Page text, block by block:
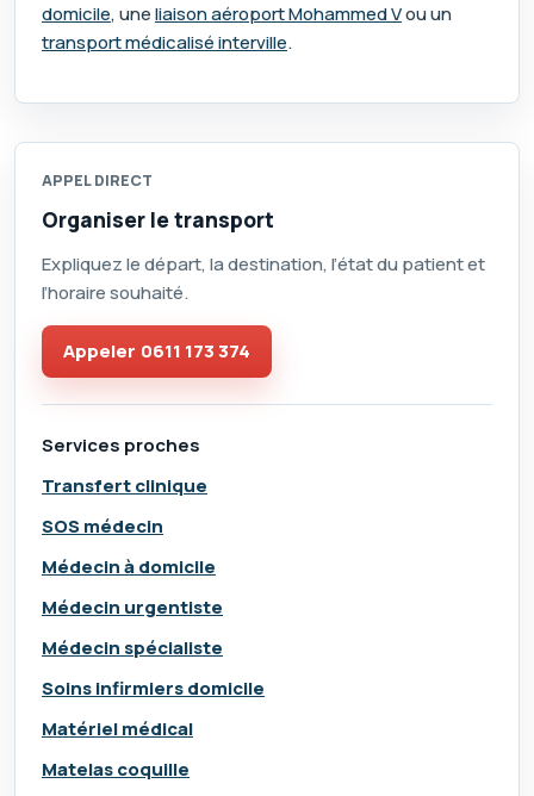
domicile, uneliaison aéroport Mohammed Vou un
transport médicalisé interville.
APPEL DIRECT
Organiser le transport
Expliquez le départ, la destination, l’état du patient et
l’horaire souhaité.
Appeler 0611 173 374
Services proches
Transfert clinique
SOS médecin
Médecin à domicile
Médecin urgentiste
Médecin spécialiste
Soins infirmiers domicile
Matériel médical
Matelas coquille